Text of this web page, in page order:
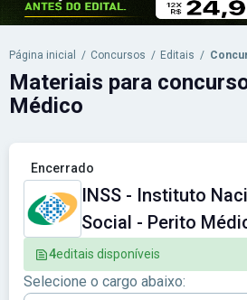
Página inicial / Concursos / Editais /
Encerrado
INSS - Instituto
Social - Perito
4editais disponíveis
Selecione o cargo abaixo:
Materiais para
Médico